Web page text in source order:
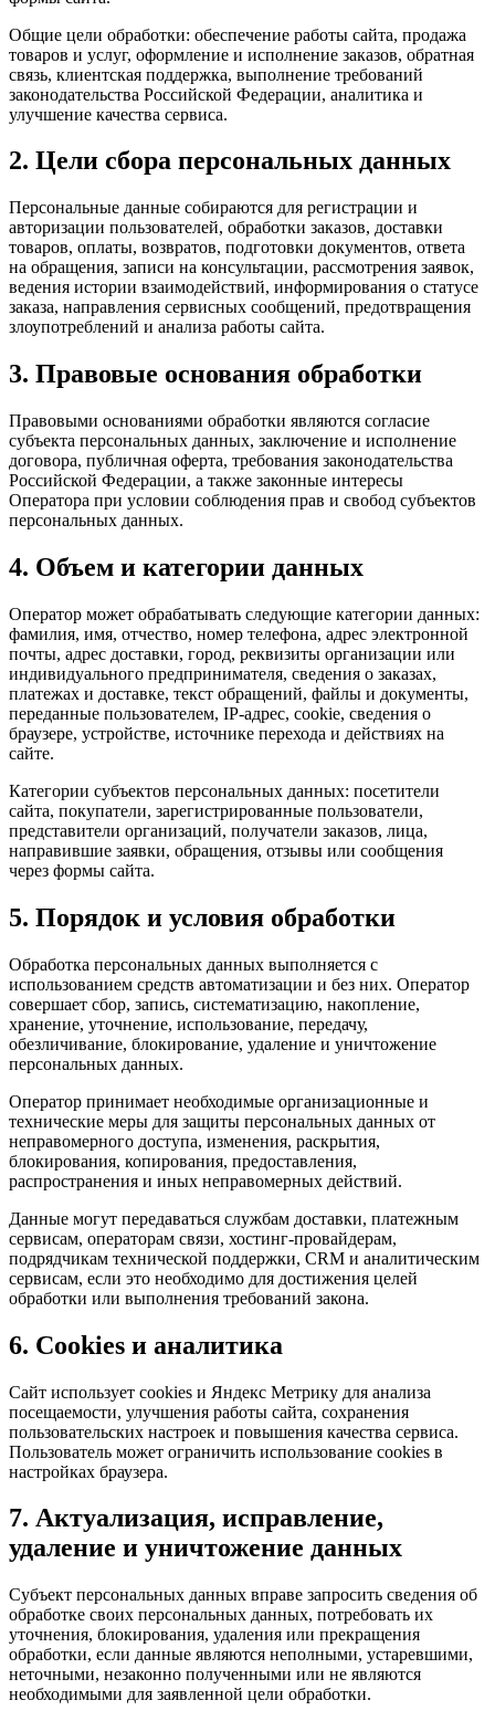
Общие цели обработки: обеспечение работы сайта, продажа
товаров и услуг, оформление и исполнение заказов, обратная
связь, клиентская поддержка, выполнение требований
законодательства Российской Федерации, аналитика и
улучшение качества сервиса.
2. Цели сбора персональных данных
Персональные данные собираются для регистрации и
авторизации пользователей, обработки заказов, доставки
товаров, оплаты, возвратов, подготовки документов, ответа
на обращения, записи на консультации, рассмотрения заявок,
ведения истории взаимодействий, информирования о статусе
заказа, направления сервисных сообщений, предотвращения
злоупотреблений и анализа работы сайта.
3. Правовые основания обработки
Правовыми основаниями обработки являются согласие
субъекта персональных данных, заключение и исполнение
договора, публичная оферта, требования законодательства
Российской Федерации, а также законные интересы
Оператора при условии соблюдения прав и свобод субъектов
персональных данных.
4. Объем и категории данных
Оператор может обрабатывать следующие категории данных:
фамилия, имя, отчество, номер телефона, адрес электронной
почты, адрес доставки, город, реквизиты организации или
индивидуального предпринимателя, сведения о заказах,
платежах и доставке, текст обращений, файлы и документы,
переданные пользователем, IP-адрес, cookie, сведения о
браузере, устройстве, источнике перехода и действиях на
сайте.
Категории субъектов персональных данных: посетители
сайта, покупатели, зарегистрированные пользователи,
представители организаций, получатели заказов, лица,
направившие заявки, обращения, отзывы или сообщения
через формы сайта.
5. Порядок и условия обработки
Обработка персональных данных выполняется с
использованием средств автоматизации и без них. Оператор
совершает сбор, запись, систематизацию, накопление,
хранение, уточнение, использование, передачу,
обезличивание, блокирование, удаление и уничтожение
персональных данных.
Оператор принимает необходимые организационные и
технические меры для защиты персональных данных от
неправомерного доступа, изменения, раскрытия,
блокирования, копирования, предоставления,
распространения и иных неправомерных действий.
Данные могут передаваться службам доставки, платежным
сервисам, операторам связи, хостинг-провайдерам,
подрядчикам технической поддержки, CRM и аналитическим
сервисам, если это необходимо для достижения целей
обработки или выполнения требований закона.
6. Cookies и аналитика
Сайт использует cookies и Яндекс Метрику для анализа
посещаемости, улучшения работы сайта, сохранения
пользовательских настроек и повышения качества сервиса.
Пользователь может ограничить использование cookies в
настройках браузера.
7. Актуализация, исправление,
удаление и уничтожение данных
Субъект персональных данных вправе запросить сведения об
обработке своих персональных данных, потребовать их
уточнения, блокирования, удаления или прекращения
обработки, если данные являются неполными, устаревшими,
неточными, незаконно полученными или не являются
необходимыми для заявленной цели обработки.